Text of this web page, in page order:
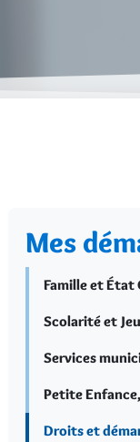
Mes
Famille et État
Scolarité et
Services
Petite
Droits et